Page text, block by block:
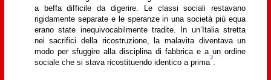
a beffa difficile da digerire. Le classi sociali restavano
rigidamente separate e le speranze in una società più equa
erano state inequivocabilmente tradite. In un’Italia stretta
nei sacrifici della ricostruzione, la malavita diventava un
modo per sfuggire alla disciplina di fabbrica e a un ordine
sociale che si stava ricostituendo identico a prima
3
.